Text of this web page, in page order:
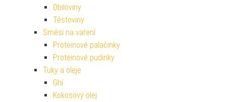
Obiloviny
Těstoviny
Směsi na vaření
Proteinové palačinky
Proteinové pudinky
Tuky a oleje
Ghí
Kokosový olej